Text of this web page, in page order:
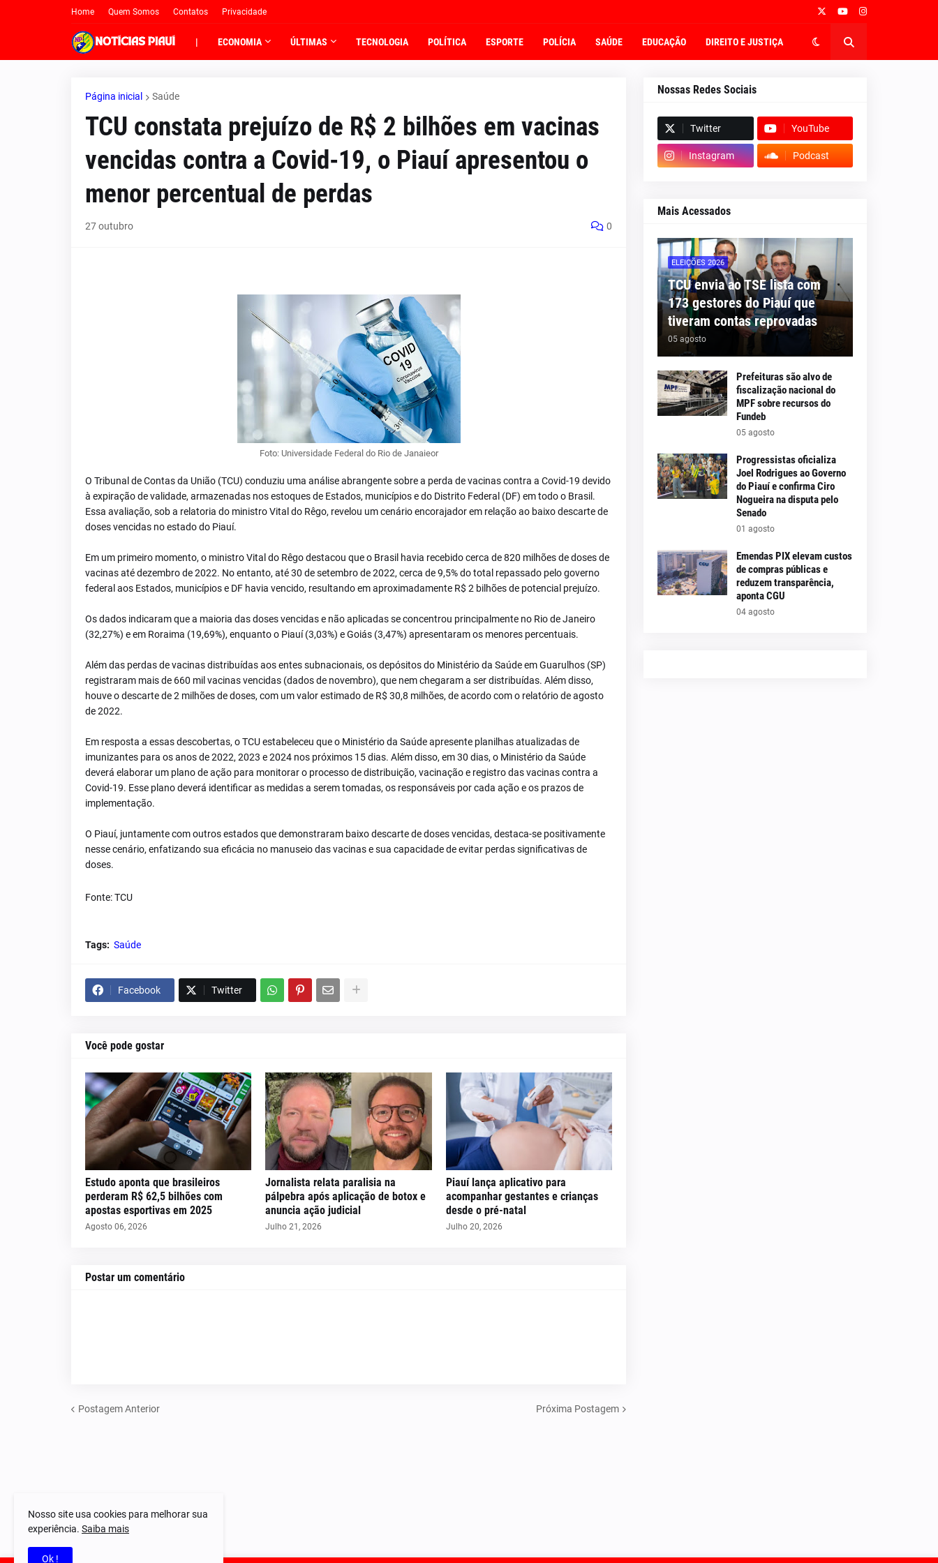
Home Quem Somos Contatos Privacidade
| ECONOMIA ÚLTIMAS TECNOLOGIA POLÍTICA ESPORTE POLÍCIA SAÚDE EDUCAÇÃO DIREITO E JUSTIÇA
Página inicial Saúde
TCU constata prejuízo de R$ 2 bilhões em vacinas
vencidas contra a Covid-19, o Piauí apresentou o
menor percentual de perdas
27 outubro 0
Foto: Universidade Federal do Rio de Janaieor
O Tribunal de Contas da União (TCU) conduziu uma análise abrangente sobre a perda de vacinas contra a Covid-19 devido
à expiração de validade, armazenadas nos estoques de Estados, municípios e do Distrito Federal (DF) em todo o Brasil.
Essa avaliação, sob a relatoria do ministro Vital do Rêgo, revelou um cenário encorajador em relação ao baixo descarte de
doses vencidas no estado do Piauí.
Em um primeiro momento, o ministro Vital do Rêgo destacou que o Brasil havia recebido cerca de 820 milhões de doses de
vacinas até dezembro de 2022. No entanto, até 30 de setembro de 2022, cerca de 9,5% do total repassado pelo governo
federal aos Estados, municípios e DF havia vencido, resultando em aproximadamente R$ 2 bilhões de potencial prejuízo.
Os dados indicaram que a maioria das doses vencidas e não aplicadas se concentrou principalmente no Rio de Janeiro
(32,27%) e em Roraima (19,69%), enquanto o Piauí (3,03%) e Goiás (3,47%) apresentaram os menores percentuais.
Além das perdas de vacinas distribuídas aos entes subnacionais, os depósitos do Ministério da Saúde em Guarulhos (SP)
registraram mais de 660 mil vacinas vencidas (dados de novembro), que nem chegaram a ser distribuídas. Além disso,
houve o descarte de 2 milhões de doses, com um valor estimado de R$ 30,8 milhões, de acordo com o relatório de agosto
de 2022.
Em resposta a essas descobertas, o TCU estabeleceu que o Ministério da Saúde apresente planilhas atualizadas de
imunizantes para os anos de 2022, 2023 e 2024 nos próximos 15 dias. Além disso, em 30 dias, o Ministério da Saúde
deverá elaborar um plano de ação para monitorar o processo de distribuição, vacinação e registro das vacinas contra a
Covid-19. Esse plano deverá identificar as medidas a serem tomadas, os responsáveis por cada ação e os prazos de
implementação.
O Piauí, juntamente com outros estados que demonstraram baixo descarte de doses vencidas, destaca-se positivamente
nesse cenário, enfatizando sua eficácia no manuseio das vacinas e sua capacidade de evitar perdas significativas de
doses.
Fonte: TCU
Tags: Saúde
Facebook Twitter
Você pode gostar
Estudo aponta que brasileiros
perderam R$ 62,5 bilhões com
apostas esportivas em 2025
Agosto 06, 2026
Jornalista relata paralisia na
pálpebra após aplicação de botox e
anuncia ação judicial
Julho 21, 2026
Piauí lança aplicativo para
acompanhar gestantes e crianças
desde o pré-natal
Julho 20, 2026
Postar um comentário
Postagem Anterior Próxima Postagem
Nossas Redes Sociais
Twitter YouTube
Instagram Podcast
Mais Acessados
ELEIÇÕES 2026
TCU envia ao TSE lista com
173 gestores do Piauí que
tiveram contas reprovadas
05 agosto
Prefeituras são alvo de
fiscalização nacional do
MPF sobre recursos do
Fundeb
05 agosto
Progressistas oficializa
Joel Rodrigues ao Governo
do Piauí e confirma Ciro
Nogueira na disputa pelo
Senado
01 agosto
Emendas PIX elevam custos
de compras públicas e
reduzem transparência,
aponta CGU
04 agosto
Nosso site usa cookies para melhorar sua
experiência. Saiba mais
Ok !